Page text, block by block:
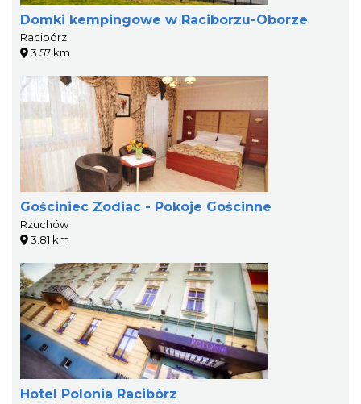
Domki kempingowe w Raciborzu-Oborze
Racibórz
3.57 km
Gościniec Zodiac - Pokoje Gościnne
Rzuchów
3.81 km
Hotel Polonia Racibórz